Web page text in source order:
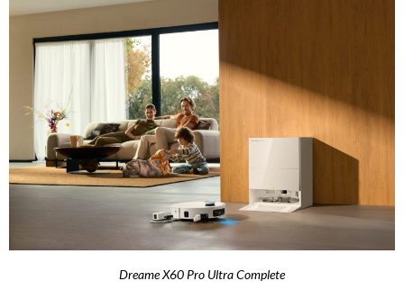
Dreame X60 Pro Ultra Complete